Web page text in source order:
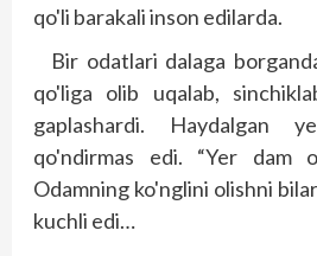
qo'li barakali inson edilarda.
Bir odatlari dalaga
qo'liga olib uqalab,
gaplashardi. Haydalgan
qo'ndirmas edi. “Yer dam
Odamning ko'nglini olishni
kuchli edi…